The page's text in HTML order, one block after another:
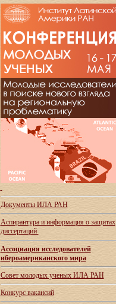
Документы ИЛА РАН
Аспирантура и информация о защитах
диссертаций
Ассоциация исследователей
ибероамериканского мира
Совет молодых ученых ИЛА РАН
Конкурс вакансий